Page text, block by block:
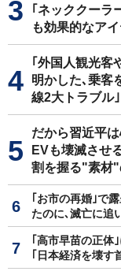
｢ネッククーラ
も効果的なア
｢外国人観光客
明かした､乗客
線2大トラブル｣
だから習近平
EVも壊滅させ
割を握る"素材
｢お市の再婚｣で
たのに､滅亡に追
｢高市早苗の正
｢日本経済を壊